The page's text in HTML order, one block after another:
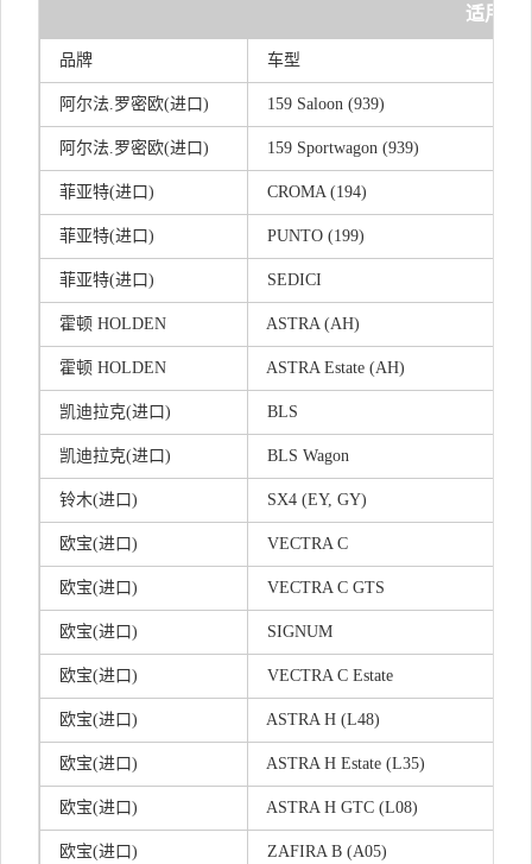
适用车
品牌 车型
阿尔法.罗密欧(进口) 159 Saloon (939)
阿尔法.罗密欧(进口) 159 Sportwagon (939)
菲亚特(进口) CROMA (194)
菲亚特(进口) PUNTO (199)
菲亚特(进口) SEDICI
霍顿 HOLDEN ASTRA (AH)
霍顿 HOLDEN ASTRA Estate (AH)
凯迪拉克(进口) BLS
凯迪拉克(进口) BLS Wagon
铃木(进口) SX4 (EY, GY)
欧宝(进口) VECTRA C
欧宝(进口) VECTRA C GTS
欧宝(进口) SIGNUM
欧宝(进口) VECTRA C Estate
欧宝(进口) ASTRA H (L48)
欧宝(进口) ASTRA H Estate (L35)
欧宝(进口) ASTRA H GTC (L08)
欧宝(进口) ZAFIRA B (A05)